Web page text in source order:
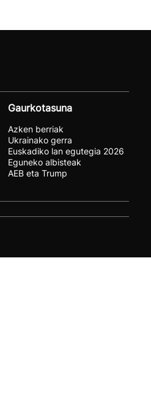
Gaurkotasuna
Azken berriak
Ukrainako gerra
Euskadiko lan egutegia 2026
Eguneko albisteak
AEB eta Trump